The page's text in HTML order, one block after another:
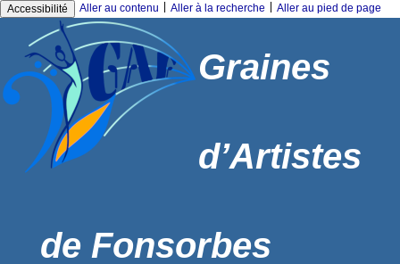
Accessibilité Aller au contenu Aller à la recherche Aller au pied de page
Graines
d’Artistes
de Fonsorbes